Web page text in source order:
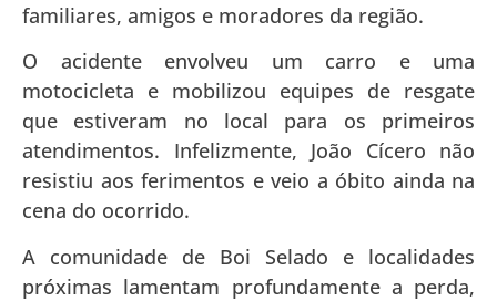
familiares, amigos e moradores da região.
O acidente envolveu um carro e uma
motocicleta e mobilizou equipes de resgate
que estiveram no local para os primeiros
atendimentos. Infelizmente, João Cícero não
resistiu aos ferimentos e veio a óbito ainda na
cena do ocorrido.
A comunidade de Boi Selado e localidades
próximas lamentam profundamente a perda,